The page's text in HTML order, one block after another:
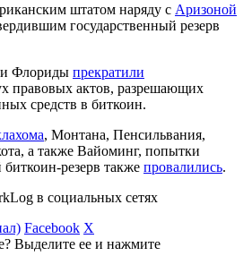
штатом наряду с Аризоной
государственный резерв
Флориды прекратили
правовых актов, разрешающих
средств в биткоин.
, Монтана, Пенсильвания,
а также Вайоминг, попытки
биткоин-резерв также провалились.
в социальных сетях
Facebook X
Выделите ее и нажмите